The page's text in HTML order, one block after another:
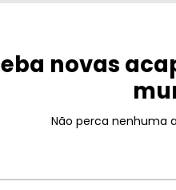
novas
Não perca nenhuma